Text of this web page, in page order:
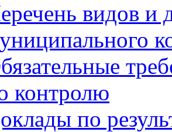
видов и
контролю
по